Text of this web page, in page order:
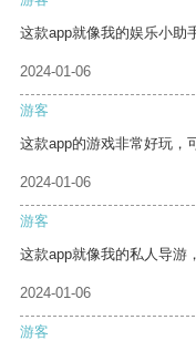
这款app就像我的娱乐小助
2024-01-06
游客
这款app的游戏非常好玩，
2024-01-06
游客
这款app就像我的私人导游
2024-01-06
游客